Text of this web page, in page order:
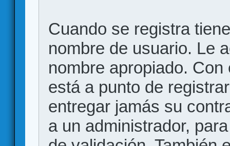
Cuando se registra
nombre de usuario. Le
nombre apropiado.
está a punto de
entregar jamás su
a un administrador,